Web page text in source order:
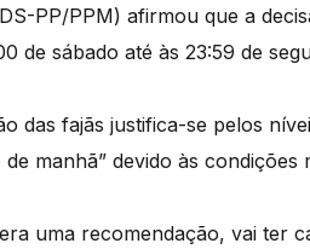
PP/PPM) afirmou que a
de sábado até às 23:59 de
das fajãs justifica-se pelos
manhã” devido às
uma recomendação, vai ter